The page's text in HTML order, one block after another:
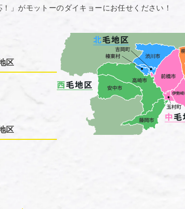
」がモットーのダイキョーにお任せください！
区
区